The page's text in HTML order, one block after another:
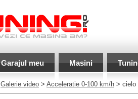
Garajul meu Masini
Galerie video > Acceleratie 0-100 km/h > cielo